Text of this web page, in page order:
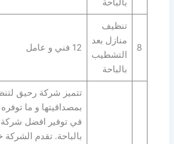
بالباحة
8
تنظيف
منازل بعد
التشطيب
بالباحة
12 فني و عامل
تتميز شركة رحيق
بمصداقيتها و ما
في توفير افضل
بالباحة. تقدم